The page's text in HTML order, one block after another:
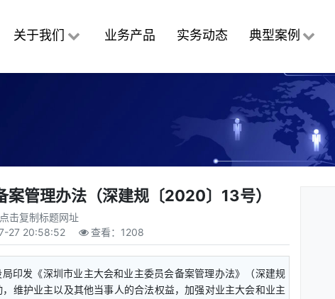
关于我们 业务产品 实务动态 典型案例
管理办法（深建规〔2020〕13号）
点击复制标题网址
27 20:58:52 查看： 1208
印发《深圳市业主大会和业主委员会备案管理办法》（深建规
维护业主以及其他当事人的合法权益，加强对业主大会和业主